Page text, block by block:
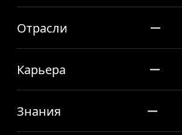
Отрасли
Карьера
Знания